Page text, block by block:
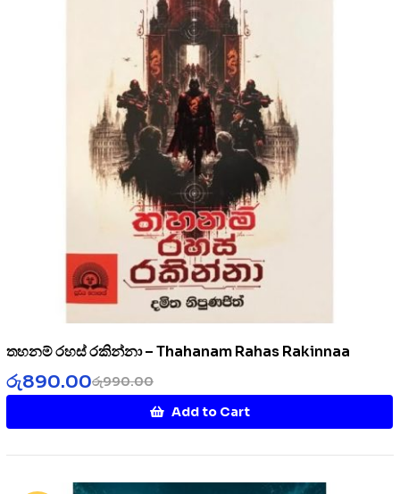
තහනම් රහස් රකින්නා – Thahanam Rahas Rakinnaa
රු990.00
රු890.00
Add to Cart